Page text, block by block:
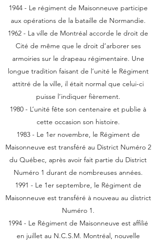
1944 - Le régiment de Maisonneuve participe
aux opérations de la bataille de Normandie.
1962 - La ville de Montréal accorde le droit de
Cité de même que le droit d’arborer ses
armoiries sur le drapeau régimentaire. Une
longue tradition faisant de l’unité le Régiment
attitré de la ville, il était normal que celui-ci
puisse l’indiquer fièrement.
1980 - L’unité fête son centenaire et publie à
cette occasion son histoire.
1983 - Le 1er novembre, le Régiment de
Maisonneuve est transféré au District Numéro 2
du Québec, après avoir fait partie du District
Numéro 1 durant de nombreuses années.
1991 - Le 1er septembre, le Régiment de
Maisonneuve est transféré à nouveau au district
Numéro 1.
1994 - Le Régiment de Maisonneuve est affilié
en juillet au N.C.S.M. Montréal, nouvelle